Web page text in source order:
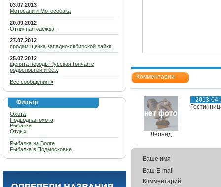
03.07.2013
Мотосани и Мотособака
20.09.2012
Отличная одежда.
27.07.2012
продам щенка западно-сибирской лайки
25.07.2012
щенята породы Русская Гончая с
родословной и без.
Все сообщения »
Фильтр
Охота
Подводная охота
Рыбалка
Отдых
Рыбалка на Волге
Рыбалка в Подмосковье
Комментарии
Леонид
2013-
Ваше имя
Ваш E-mail
Комментарий